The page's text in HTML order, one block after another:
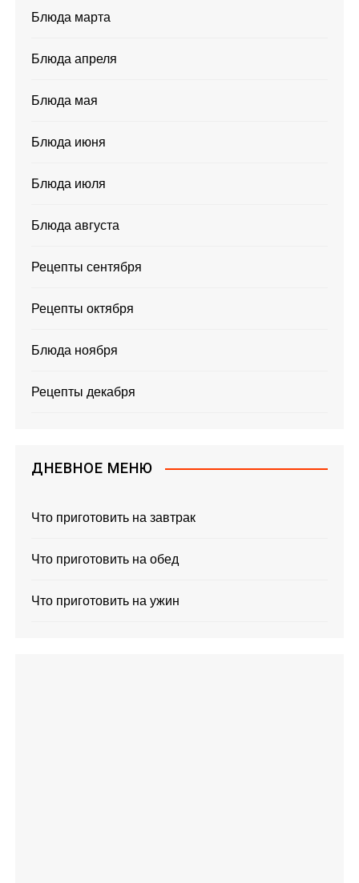
Блюда марта
Блюда апреля
Блюда мая
Блюда июня
Блюда июля
Блюда августа
Рецепты сентября
Рецепты октября
Блюда ноября
Рецепты декабря
ДНЕВНОЕ МЕНЮ
Что приготовить на завтрак
Что приготовить на обед
Что приготовить на ужин